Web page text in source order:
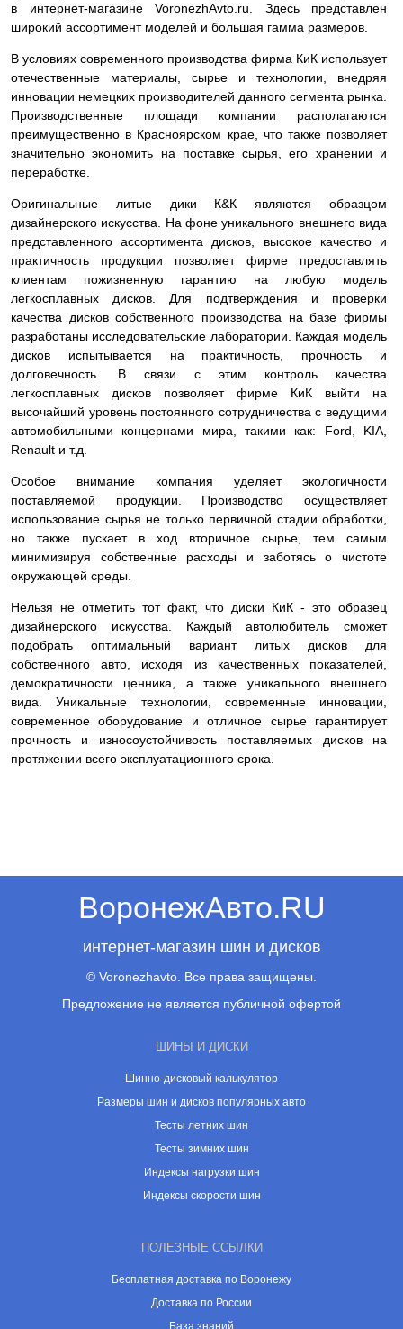
в интернет-магазине VoronezhAvto.ru. Здесь представлен
широкий ассортимент моделей и большая гамма размеров.
В условиях современного производства фирма КиК использует
отечественные материалы, сырье и технологии, внедряя
инновации немецких производителей данного сегмента рынка.
Производственные площади компании располагаются
преимущественно в Красноярском крае, что также позволяет
значительно экономить на поставке сырья, его хранении и
переработке.
Оригинальные литые дики К&К являются образцом
дизайнерского искусства. На фоне уникального внешнего вида
представленного ассортимента дисков, высокое качество и
практичность продукции позволяет фирме предоставлять
клиентам пожизненную гарантию на любую модель
легкосплавных дисков. Для подтверждения и проверки
качества дисков собственного производства на базе фирмы
разработаны исследовательские лаборатории. Каждая модель
дисков испытывается на практичность, прочность и
долговечность. В связи с этим контроль качества
легкосплавных дисков позволяет фирме КиК выйти на
высочайший уровень постоянного сотрудничества с ведущими
автомобильными концернами мира, такими как: Ford, KIA,
Renault и т.д.
Особое внимание компания уделяет экологичности
поставляемой продукции. Производство осуществляет
использование сырья не только первичной стадии обработки,
но также пускает в ход вторичное сырье, тем самым
минимизируя собственные расходы и заботясь о чистоте
окружающей среды.
Нельзя не отметить тот факт, что диски КиК - это образец
дизайнерского искусства. Каждый автолюбитель сможет
подобрать оптимальный вариант литых дисков для
собственного авто, исходя из качественных показателей,
демократичности ценника, а также уникального внешнего
вида. Уникальные технологии, современные инновации,
современное оборудование и отличное сырье гарантирует
прочность и износоустойчивость поставляемых дисков на
протяжении всего эксплуатационного срока.
ВоронежАвто.RU
интернет-магазин шин и дисков
© Voronezhavto. Все права защищены.
Предложение не является публичной офертой
ШИНЫ И ДИСКИ
Шинно-дисковый калькулятор
Размеры шин и дисков популярных авто
Тесты летних шин
Тесты зимних шин
Индексы нагрузки шин
Индексы скорости шин
ПОЛЕЗНЫЕ ССЫЛКИ
Бесплатная доставка по Воронежу
Доставка по России
База знаний